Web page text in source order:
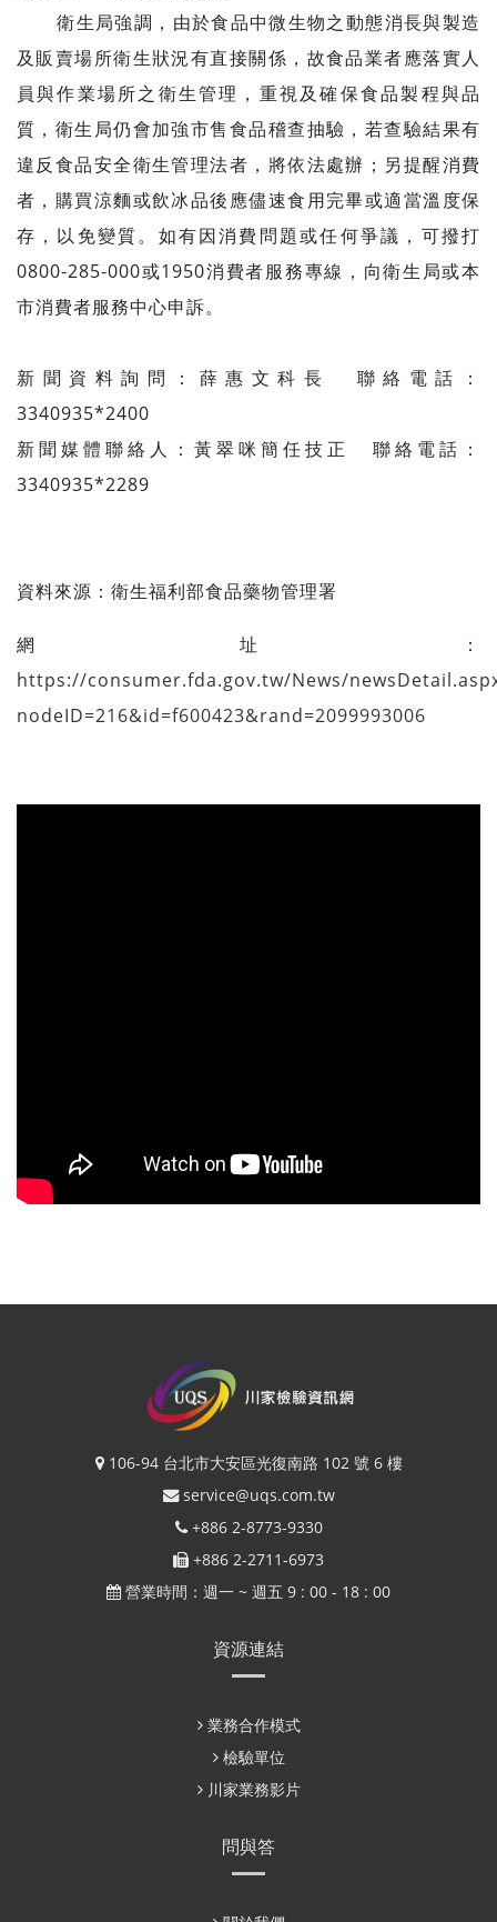
衛生局強調，由於食品中微生物之動態消長與製造
及販賣場所衛生狀況有直接關係，故食品業者應落實人
員與作業場所之衛生管理，重視及確保食品製程與品
質，衛生局仍會加強市售食品稽查抽驗，若查驗結果有
違反食品安全衛生管理法者，將依法處辦；另提醒消費
者，購買涼麵或飲冰品後應儘速食用完畢或適當溫度保
存，以免變質。如有因消費問題或任何爭議，可撥打
0800-285-000或1950消費者服務專線，向衛生局或本
市消費者服務中心申訴。
新聞資料詢問：薛惠文科長 聯絡電話：
3340935*2400
新聞媒體聯絡人：黃翠咪簡任技正 聯絡電話：
3340935*2289
資料來源： 衛生福利部食品藥物管理署
網址：
https://consumer.fda.gov.tw/News/
nodeID=216&id=f600423&rand=2099993006
106-94 台北市大安區光復南路 102 號 6 樓
service@uqs.com.tw
+886 2-8773-9330
+886 2-2711-6973
營業時間：週一 ~ 週五 9 : 00 - 18 : 00
資源連結
業務合作模式
檢驗單位
川家業務影片
問與答